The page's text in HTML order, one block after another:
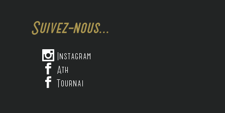
Suivez-nous...
 Instagram
 Ath
 Tournai